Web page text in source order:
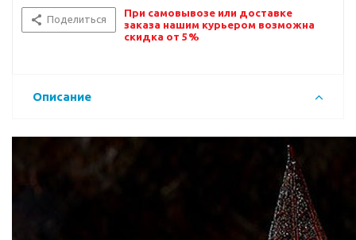
Поделиться
При самовывозе или доставке
заказа нашим курьером возможна
скидка от 5%
Описание